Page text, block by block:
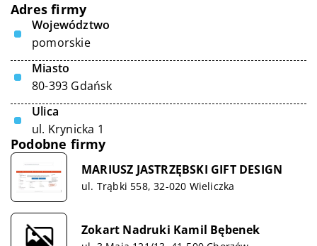
Adres firmy
Województwo
pomorskie
Miasto
80-393 Gdańsk
Ulica
ul. Krynicka 1
Podobne firmy
MARIUSZ JASTRZĘBSKI GIFT DESIGN
ul. Trąbki 558, 32-020 Wieliczka
Zokart Nadruki Kamil Bębenek